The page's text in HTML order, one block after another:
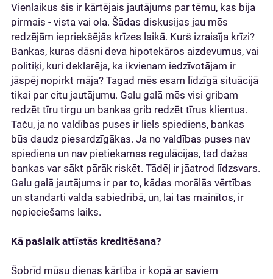
Vienlaikus šis ir kārtējais jautājums par tēmu, kas bija
pirmais - vista vai ola. Šādas diskusijas jau mēs
redzējām iepriekšējās krīzes laikā. Kurš izraisīja krīzi?
Bankas, kuras dāsni deva hipotekāros aizdevumus, vai
politiķi, kuri deklarēja, ka ikvienam iedzīvotājam ir
jāspēj nopirkt māja? Tagad mēs esam līdzīgā situācijā
tikai par citu jautājumu. Galu galā mēs visi gribam
redzēt tīru tirgu un bankas grib redzēt tīrus klientus.
Taču, ja no valdības puses ir liels spiediens, bankas
būs daudz piesardzīgākas. Ja no valdības puses nav
spiediena un nav pietiekamas regulācijas, tad dažas
bankas var sākt pārāk riskēt. Tādēļ ir jāatrod līdzsvars.
Galu galā jautājums ir par to, kādas morālās vērtības
un standarti valda sabiedrībā, un, lai tas mainītos, ir
nepieciešams laiks.
Kā pašlaik attīstās kreditēšana?
Šobrīd mūsu dienas kārtība ir kopā ar saviem